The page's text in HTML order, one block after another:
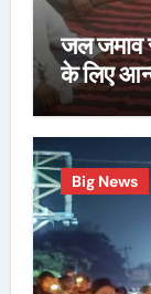
जल जमाव
के लिए
Big News